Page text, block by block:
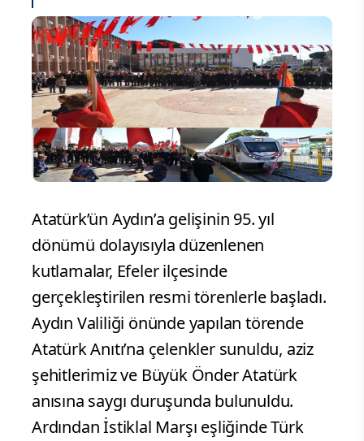
Atatürk’ün Aydın’a gelişinin 95. yıl
dönümü dolayısıyla düzenlenen
kutlamalar, Efeler ilçesinde
gerçekleştirilen resmi törenlerle başladı.
Aydın Valiliği önünde yapılan törende
Atatürk Anıtı’na çelenkler sunuldu, aziz
şehitlerimiz ve Büyük Önder Atatürk
anısına saygı duruşunda bulunuldu.
Ardından İstiklal Marşı eşliğinde Türk